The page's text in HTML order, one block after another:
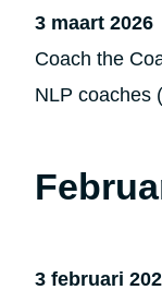
3 maart 2026
Coach the
NLP coaches (
3 februari